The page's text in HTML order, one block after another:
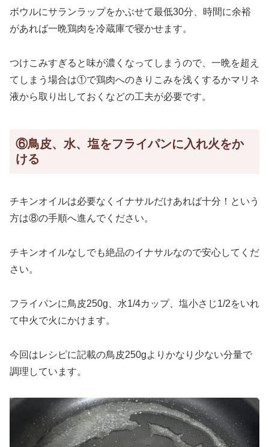
ボウルにサランラップをかぶせて最低30分、時間に余裕
があれば一晩鶏肉を冷蔵庫で寝かせます。
つけこみすぎると味が濃くなってしまうので、一晩を超え
てしまう場合は①で鶏肉へのきりこみを浅くするかマリネ
液から取り出しておくなどの工夫が必要です。
⑥鳥皮、水、塩をフライパンに入れ火をか
ける
チキンオイルは必要なくイナサルだけあれば十分！という
方は⑧の手順へ進んでください。
チキンオイルなしでも絶品のイナサルなので安心してくだ
さい。
フライパンに鳥皮250g、水1/4カップ、塩小さじ1/2をいれ
て中火で火にかけます。
今回はレシピに記載の鳥皮250gよりかなり少ない分量で
調理しています。